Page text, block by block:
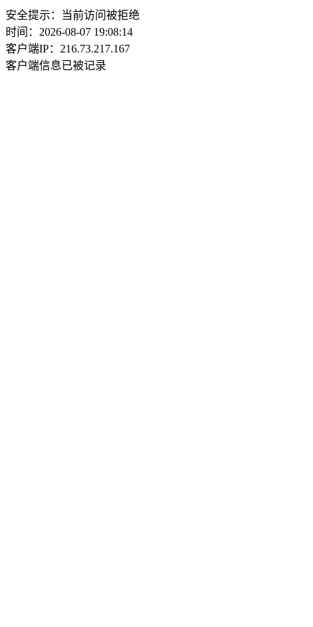
安全提示：当前访问被拒绝
时间：2026-08-07 19:08:14
客户端IP：216.73.217.167
客户端信息已被记录